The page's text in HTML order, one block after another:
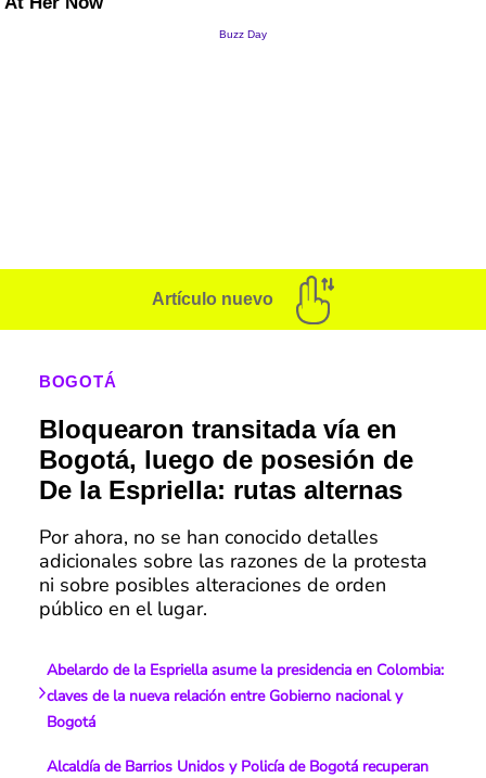
Artículo nuevo
BOGOTÁ
Bloquearon transitada vía en
Bogotá, luego de posesión de
De la Espriella: rutas alternas
Por ahora, no se han conocido detalles
adicionales sobre las razones de la protesta
ni sobre posibles alteraciones de orden
público en el lugar.
Abelardo de la Espriella asume la presidencia en Colombia:
claves de la nueva relación entre Gobierno nacional y
Bogotá
Alcaldía de Barrios Unidos y Policía de Bogotá recuperan